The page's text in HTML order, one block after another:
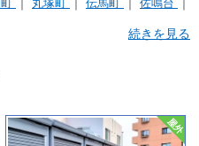
丸塚町 伝馬町
佐鳴台
桜台
続きを見る